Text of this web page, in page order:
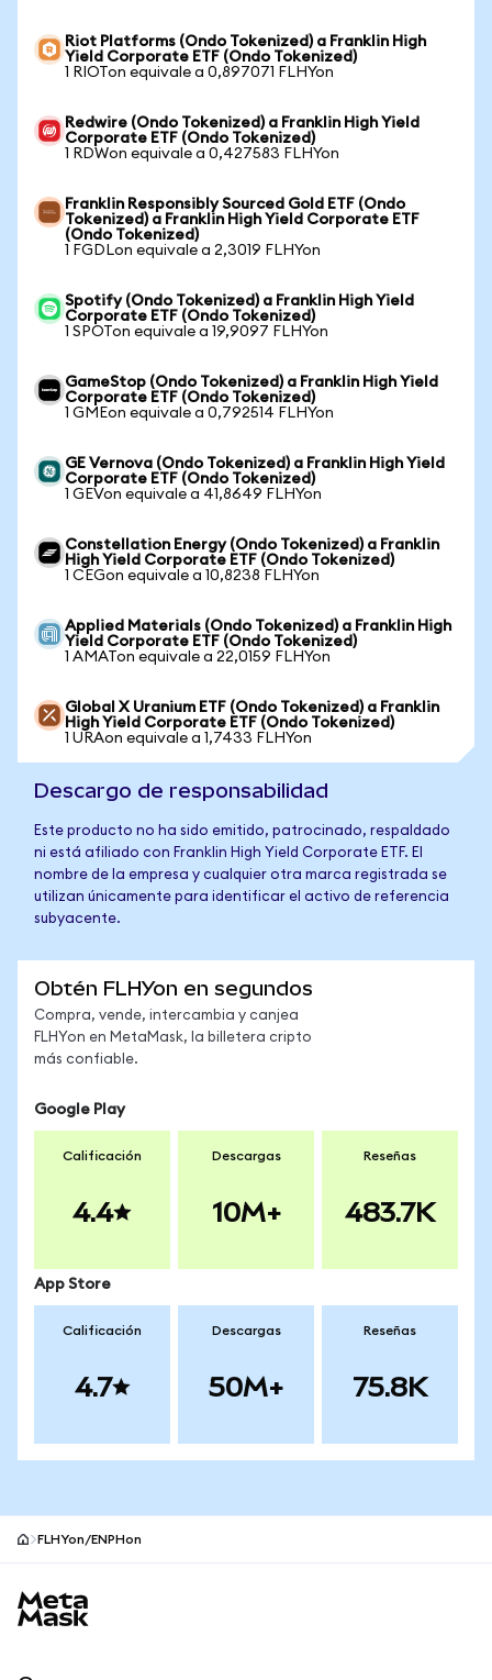
Riot Platforms (Ondo Tokenized) a Franklin High
Yield Corporate ETF (Ondo Tokenized)
1 RIOTon equivale a 0,897071 FLHYon
Redwire (Ondo Tokenized) a Franklin High Yield
Corporate ETF (Ondo Tokenized)
1 RDWon equivale a 0,427583 FLHYon
Franklin Responsibly Sourced Gold ETF (Ondo
Tokenized) a Franklin High Yield Corporate ETF
(Ondo Tokenized)
1 FGDLon equivale a 2,3019 FLHYon
Spotify (Ondo Tokenized) a Franklin High Yield
Corporate ETF (Ondo Tokenized)
1 SPOTon equivale a 19,9097 FLHYon
GameStop (Ondo Tokenized) a Franklin High Yield
Corporate ETF (Ondo Tokenized)
1 GMEon equivale a 0,792514 FLHYon
GE Vernova (Ondo Tokenized) a Franklin High Yield
Corporate ETF (Ondo Tokenized)
1 GEVon equivale a 41,8649 FLHYon
Constellation Energy (Ondo Tokenized) a Franklin
High Yield Corporate ETF (Ondo Tokenized)
1 CEGon equivale a 10,8238 FLHYon
Applied Materials (Ondo Tokenized) a Franklin High
Yield Corporate ETF (Ondo Tokenized)
1 AMATon equivale a 22,0159 FLHYon
Global X Uranium ETF (Ondo Tokenized) a Franklin
High Yield Corporate ETF (Ondo Tokenized)
1 URAon equivale a 1,7433 FLHYon
Descargo de responsabilidad
Este producto no ha sido emitido, patrocinado, respaldado
ni está afiliado con Franklin High Yield Corporate ETF. El
nombre de la empresa y cualquier otra marca registrada se
utilizan únicamente para identificar el activo de referencia
subyacente.
Obtén FLHYon en segundos
Compra, vende, intercambia y canjea
FLHYon en MetaMask, la billetera cripto
más confiable.
Google Play
Calificación
4.4
Descargas
10M+
Reseñas
483.7K
App Store
Calificación
4.7
Descargas
50M+
Reseñas
75.8K
FLHYon/ENPHon